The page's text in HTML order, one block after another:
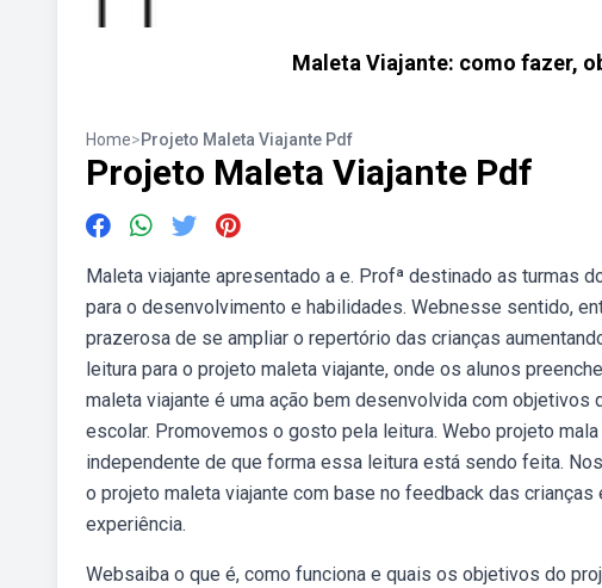
Maleta Viajante: como fazer,
Home>Projeto Maleta Viajante Pdf
Projeto Maleta Viajante Pdf
Maleta viajante apresentado a e. Profª destinado as turmas
para o desenvolvimento e habilidades. Webnesse sentido,
prazerosa de se ampliar o repertório das crianças
leitura para o projeto maleta viajante, onde os alunos
maleta viajante é uma ação bem desenvolvida com
escolar. Promovemos o gosto pela leitura. Webo projeto
independente de que forma essa leitura está sendo feita.
o projeto maleta viajante com base no feedback das
experiência.
Websaiba o que é, como funciona e quais os objetivos do